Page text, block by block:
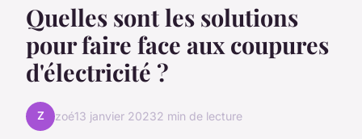
Quelles sont les solutions
pour faire face aux coupures
d'électricité ?
Z zoé13 janvier 20232 min de lecture